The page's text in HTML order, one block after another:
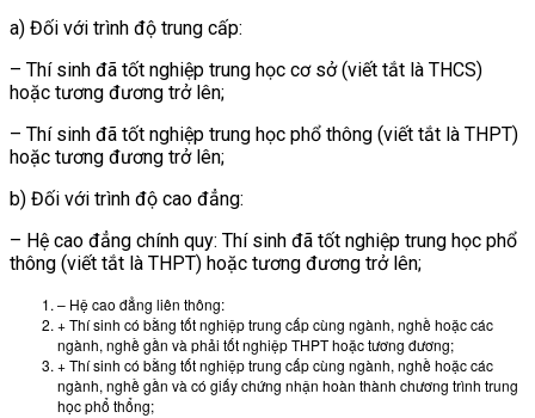
a) Đối với trình độ trung cấp:
– Thí sinh đã tốt nghiệp trung học cơ sở (viết tắt là THCS)
hoặc tương đương trở lên;
– Thí sinh đã tốt nghiệp trung học phổ thông (viết tắt là THPT)
hoặc tương đương trở lên;
b) Đối với trình độ cao đẳng:
– Hệ cao đẳng chính quy: Thí sinh đã tốt nghiệp trung học phổ
thông (viết tắt là THPT) hoặc tương đương trở lên;
– Hệ cao đẳng liên thông:
+ Thí sinh có bằng tốt nghiệp trung cấp cùng ngành, nghề hoặc các
ngành, nghề gần và phải tốt nghiệp THPT hoặc tương đương;
+ Thí sinh có bằng tốt nghiệp trung cấp cùng ngành, nghề hoặc các
ngành, nghề gần và có giấy chứng nhận hoàn thành chương trình trung
học phổ thổng;